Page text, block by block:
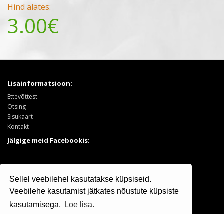
Sellel veebilehel kasutatakse küpsiseid.
Veebilehe kasutamist jätkates nõustute küpsiste
kasutamisega.
Loe lisa.
3.00€
Hind alates:
Lisainformatsioon:
Ettevõttest
Otsing
Sisukaart
Kontakt
Jälgige meid Facebookis:
Puukool
Sooduspakkumised